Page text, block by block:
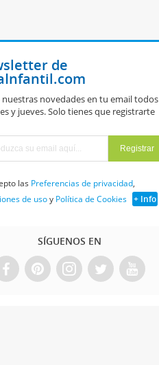
de
nuestras novedades en tu email todos
y jueves. Solo tienes que registrarte
las Preferencias de privacidad,
de usoy Política de Cookies + Info
SÍGUENOS EN